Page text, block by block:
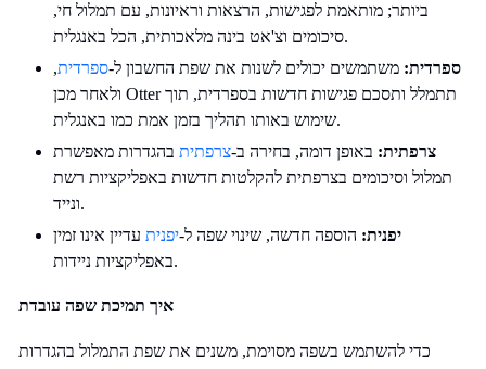
ביותר; מותאמת לפגישות, הרצאות וראיונות, עם תמלול חי,
סיכומים וצ'אט בינה מלאכותית, הכל באנגלית.
ספרדית: משתמשים יכולים לשנות את שפת החשבון ל-ספרדית,
ולאחר מכן Otter תתמלל ותסכם פגישות חדשות בספרדית, תוך
שימוש באותו תהליך בזמן אמת כמו באנגלית.
צרפתית: באופן דומה, בחירה ב-צרפתית בהגדרות מאפשרת
תמלול וסיכומים בצרפתית להקלטות חדשות באפליקציות רשת
ונייד.
יפנית: הוספה חדשה, שינוי שפה ל-יפנית עדיין אינו זמין
באפליקציות ניידות.
איך תמיכת שפה עובדת
כדי להשתמש בשפה מסוימת, משנים את שפת התמלול בהגדרות